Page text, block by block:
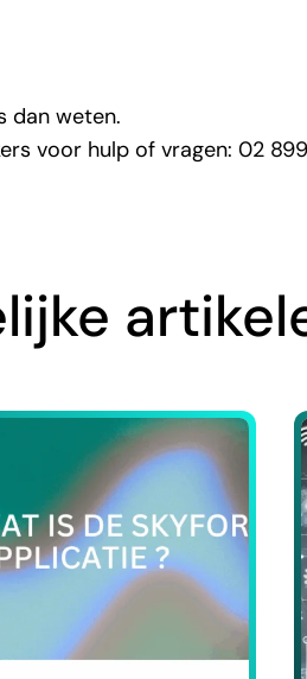
dan weten.
voor hulp of vragen: 02